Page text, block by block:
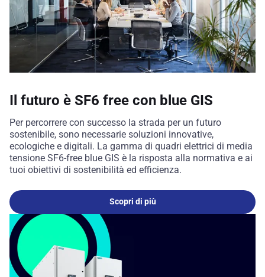
Il futuro è SF6 free con blue GIS
Per percorrere con successo la strada per un futuro
sostenibile, sono necessarie soluzioni innovative,
ecologiche e digitali. La gamma di quadri elettrici di media
tensione SF6-free blue GIS è la risposta alla normativa e ai
tuoi obiettivi di sostenibilità ed efficienza.
Scopri di più